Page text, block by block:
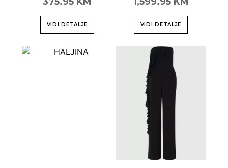
VIDI DETALJE VIDI DETALJE